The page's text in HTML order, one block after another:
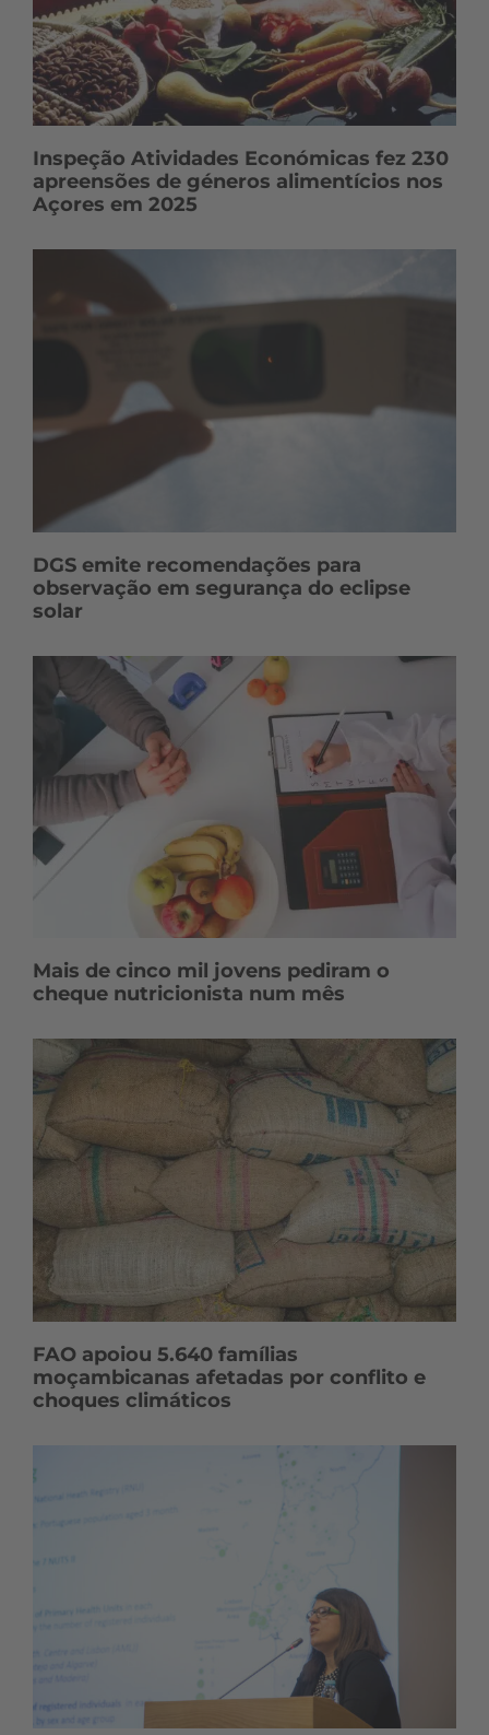
Inspeção Atividades Económicas fez 230
apreensões de géneros alimentícios nos
Açores em 2025
DGS emite recomendações para
observação em segurança do eclipse
solar
Mais de cinco mil jovens pediram o
cheque nutricionista num mês
FAO apoiou 5.640 famílias
moçambicanas afetadas por conflito e
choques climáticos